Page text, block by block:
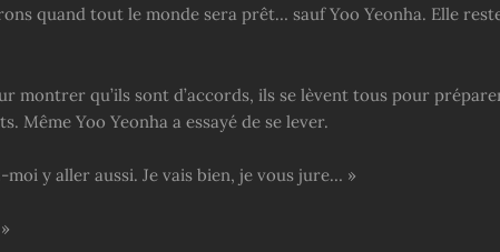
quand tout le monde sera prêt… sauf Yoo Yeonha. Elle
montrer qu’ils sont d’accords, ils se lèvent tous pour
Même Yoo Yeonha a essayé de se lever.
moi y aller aussi. Je vais bien, je vous jure… »